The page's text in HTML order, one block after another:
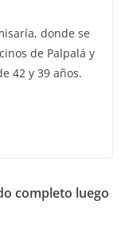
donde se
de Palpalá y
42 y 39 años.
completo luego